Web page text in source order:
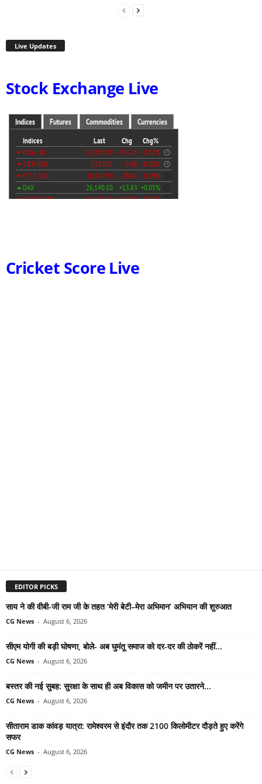
Live Updates
Stock Exchange Live
Cricket Score Live
EDITOR PICKS
साय ने की वीबी-जी राम जी के तहत ‘मेरी बेटी–मेरा अभिमान’ अभियान की शुरुआत
CG News - August 6, 2026
सीएम योगी की बड़ी घोषणा, बोले- अब घुमंतू समाज को दर-दर की ठोकरें नहीं...
CG News - August 6, 2026
बस्तर की नई सुबह: सुरक्षा के साथ ही अब विकास को जमीन पर उतारने...
CG News - August 6, 2026
सीताराम डाक कांवड़ यात्रा: रामेश्वरम से इंदौर तक 2100 किलोमीटर दौड़ते हुए करेंगे
सफर
CG News - August 6, 2026